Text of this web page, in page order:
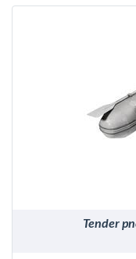
Tender